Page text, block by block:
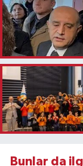
Bunlar da